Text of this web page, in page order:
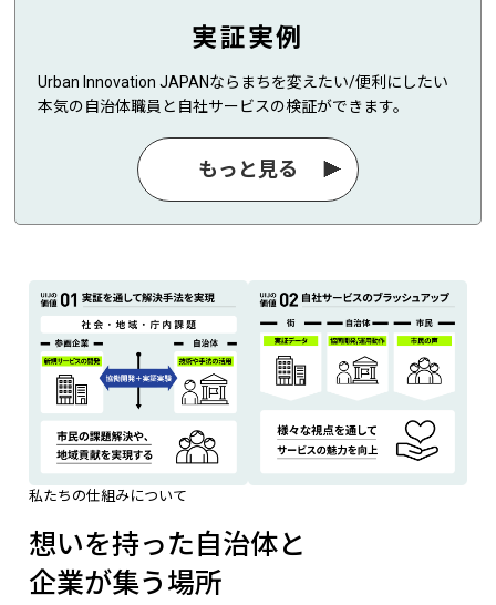
実証実例
Urban Innovation JAPANならまちを変えたい/便利にしたい
本気の自治体職員と自社サービスの検証ができます。
もっと見る
私たちの仕組みについて
想いを持った自治体と
企業が集う場所